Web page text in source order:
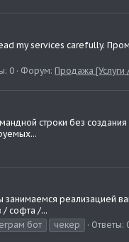
my services carefully.
0 Форум: Продажа
строки без
реализацией
/ софта /...
бот чекер Ответы: